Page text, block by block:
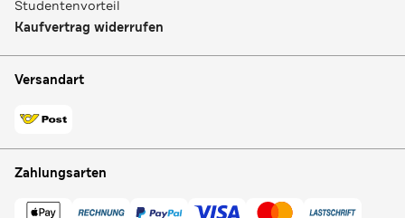
Studentenvorteil
Kaufvertrag widerrufen
Versandart
Zahlungsarten